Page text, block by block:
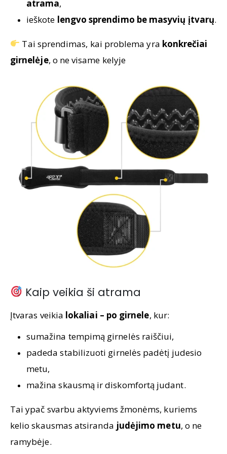
atrama,
ieškote lengvo sprendimo be masyvių įtvarų.
Tai sprendimas, kai problema yra konkrečiai
girnelėje, o ne visame kelyje
Kaip veikia ši atrama
Įtvaras veikia lokaliai – po girnele, kur:
sumažina tempimą girnelės raiščiui,
padeda stabilizuoti girnelės padėtį judesio
metu,
mažina skausmą ir diskomfortą judant.
Tai ypač svarbu aktyviems žmonėms, kuriems
kelio skausmas atsiranda judėjimo metu, o ne
ramybėje.